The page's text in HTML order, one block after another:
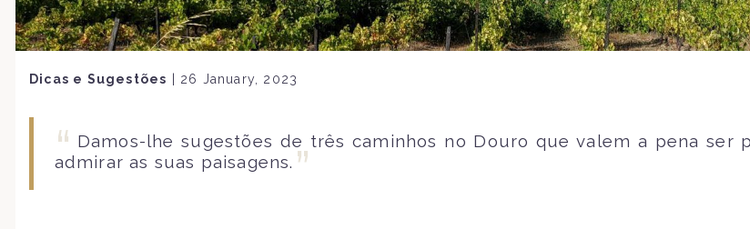
Dicas e Sugestões 26 January, 2023
Damos-lhe sugestões de três caminhos no Douro que valem a pena
admirar as suas paisagens.